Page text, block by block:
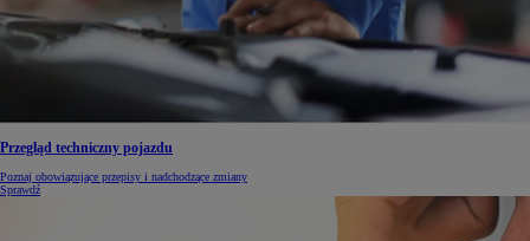
Przegląd techniczny pojazdu
Poznaj obowiązujące przepisy i nadchodzące zmiany
Sprawdź